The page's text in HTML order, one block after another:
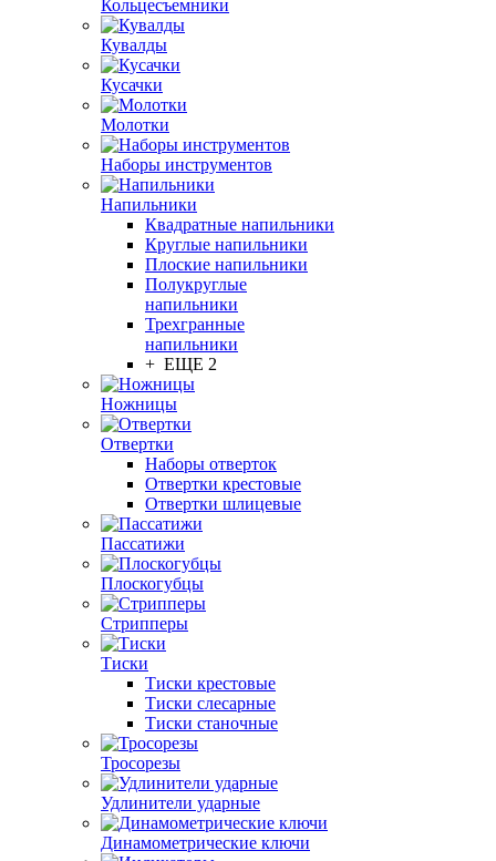
Кольцесъемники
Кувалды
Кусачки
Молотки
Наборы инструментов
Напильники
Квадратные напильники
Круглые напильники
Плоские напильники
Полукруглые
напильники
Трехгранные
напильники
+ ЕЩЕ 2
Ножницы
Отвертки
Наборы отверток
Отвертки крестовые
Отвертки шлицевые
Пассатижи
Плоскогубцы
Стрипперы
Тиски
Тиски крестовые
Тиски слесарные
Тиски станочные
Тросорезы
Удлинители ударные
Динамометрические ключи